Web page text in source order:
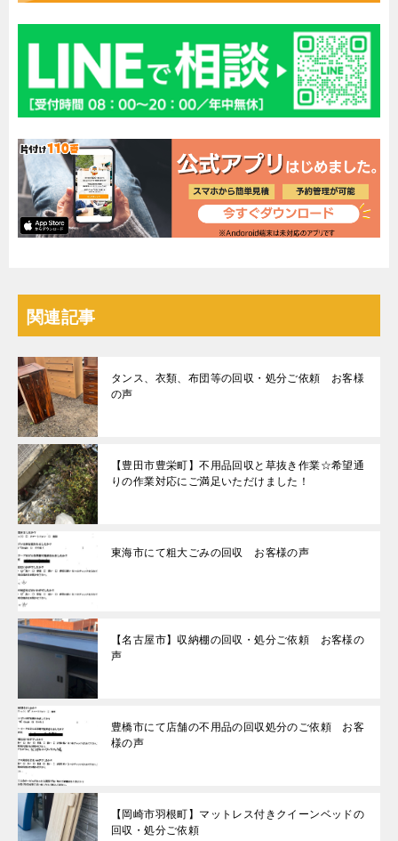
関連記事
タンス、衣類、布団等の回収・処分ご依頼 お客様
の声
【豊田市豊栄町】不用品回収と草抜き作業☆希望通
りの作業対応にご満足いただけました！
東海市にて粗大ごみの回収 お客様の声
【名古屋市】収納棚の回収・処分ご依頼 お客様の
声
豊橋市にて店舗の不用品の回収処分のご依頼 お客
様の声
【岡崎市羽根町】マットレス付きクイーンベッドの
回収・処分ご依頼